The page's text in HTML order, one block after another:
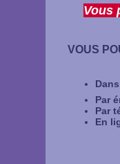
Vous
VOUS
Par
Par
En